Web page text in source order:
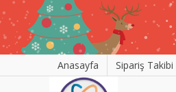
Anasayfa Sipariş Takibi